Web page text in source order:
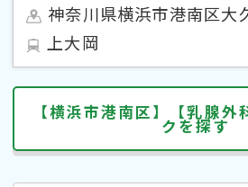
神奈川県横浜市港南区大
上大岡
【横浜市港南区】【乳腺外
クを探す